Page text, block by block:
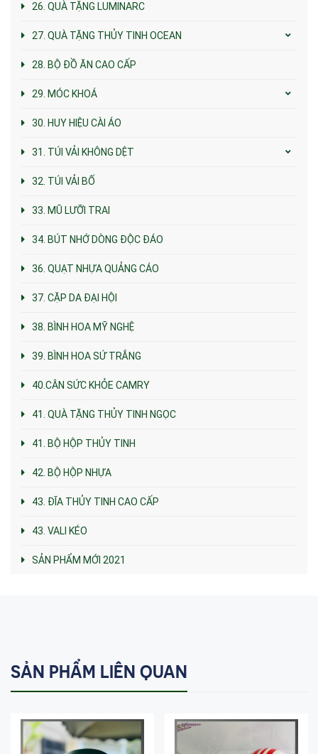
26. QUÀ TẶNG LUMINARC
27. QUÀ TẶNG THỦY TINH OCEAN
28. BỘ ĐỒ ĂN CAO CẤP
29. MÓC KHOÁ
30. HUY HIỆU CÀI ÁO
31. TÚI VẢI KHÔNG DỆT
32. TÚI VẢI BỐ
33. MŨ LƯỠI TRAI
34. BÚT NHỚ DÒNG ĐỘC ĐÁO
36. QUẠT NHỰA QUẢNG CÁO
37. CẶP DA ĐẠI HỘI
38. BÌNH HOA MỸ NGHỆ
39. BÌNH HOA SỨ TRẮNG
40.CÂN SỨC KHỎE CAMRY
41. QUÀ TẶNG THỦY TINH NGỌC
41. BỘ HỘP THỦY TINH
42. BỘ HỘP NHỰA
43. ĐĨA THỦY TINH CAO CẤP
43. VALI KÉO
SẢN PHẨM MỚI 2021
SẢN PHẨM LIÊN QUAN